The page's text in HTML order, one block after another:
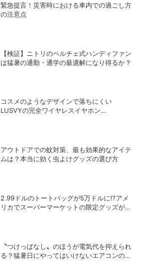
緊急提言！災害時における車内での過ごし方
の注意点
【検証】ニトリのペルチェ式ハンディファン
は猛暑の通勤・通学の最適解になり得るか？
コスメのようなデザインで落ちにくい
LUSVYの完全ワイヤレスイヤホン
アウトドアでの蚊対策、最も効果的なアイテ
ムは？本当に効く虫よけグッズの選び方
2.99ドルのトートバッグが5万ドルに!?アメ
リカでスーパーマーケットの限定グッズが争
〝つけっぱなし〟のほうが電気代を抑えられ
る？猛暑日にやってはいけないエアコンの使